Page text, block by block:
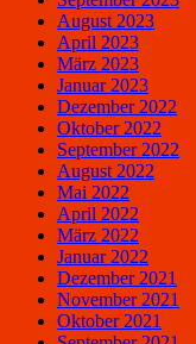
August 2023
April 2023
März 2023
Januar 2023
Dezember 2022
Oktober 2022
September 2022
August 2022
Mai 2022
April 2022
März 2022
Januar 2022
Dezember 2021
November 2021
Oktober 2021